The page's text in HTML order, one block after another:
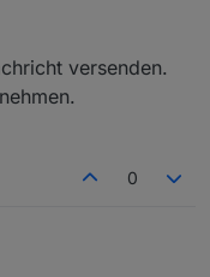
versenden.
0